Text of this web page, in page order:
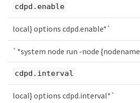
cdpd.enable
local} options cdpd.enable*`
`*system node run -node {nodename
cdpd.interval
local} options cdpd.interval*`